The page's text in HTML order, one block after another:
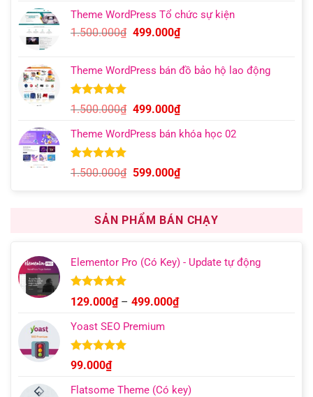
đánh giá
là:
1.000.000₫.
tại
là:
Theme WordPress Tổ chức sự kiện
1.500.000₫ Giá
1.500.000₫.
499.000₫Giá
là:
Theme WordPress bán đồ bảo hộ lao động
5.00trên 5
dựa trên
13
đánh giá
1.500.000₫ Giá
là:
499.000₫Giá
tại
499.000₫.
Theme WordPress bán khóa học 02
5.00trên 5
dựa trên
6
1.500.000₫ Giá
1.500.000₫.
599.000₫Giá
là:
599.000₫.
SẢN PHẨM BÁN CHẠY
Elementor Pro (Có Key) - Update tự động
Được xếp
hạng4.93
5 sao
129.000₫ – 499.000₫Khoảng
Yoast SEO Premium
Được xếp
hạng4.96
5 sao
99.000₫
Flatsome Theme (Có key)